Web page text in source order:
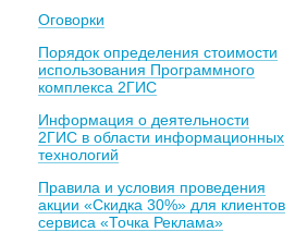
Оговорки
Порядок определения стоимости
использования Программного
комплекса 2ГИС
Информация о деятельности
2ГИС в области информационных
технологий
Правила и условия проведения
акции «Скидка 30%» для клиентов
сервиса «Точка Реклама»